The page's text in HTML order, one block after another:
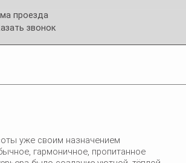
проезда
звонок
уже своим назначением
гармоничное, пропитанное